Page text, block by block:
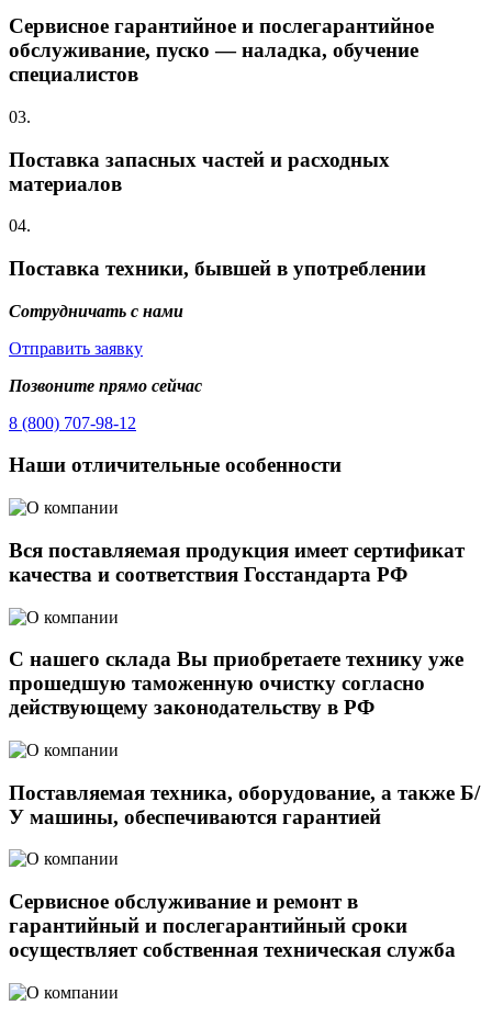
Сервисное гарантийное и послегарантийное
обслуживание, пуско — наладка, обучение
специалистов
03.
Поставка запасных частей и расходных
материалов
04.
Поставка техники, бывшей в употреблении
Сотрудничать с нами
Отправить заявку
Позвоните прямо сейчас
8 (800) 707-98-12
Наши отличительные особенности
Вся поставляемая продукция имеет сертификат
качества и соответствия Госстандарта РФ
С нашего склада Вы приобретаете технику уже
прошедшую таможенную очистку согласно
действующему законодательству в РФ
Поставляемая техника, оборудование, а также Б/
У машины, обеспечиваются гарантией
Сервисное обслуживание и ремонт в
гарантийный и послегарантийный сроки
осуществляет собственная техническая служба